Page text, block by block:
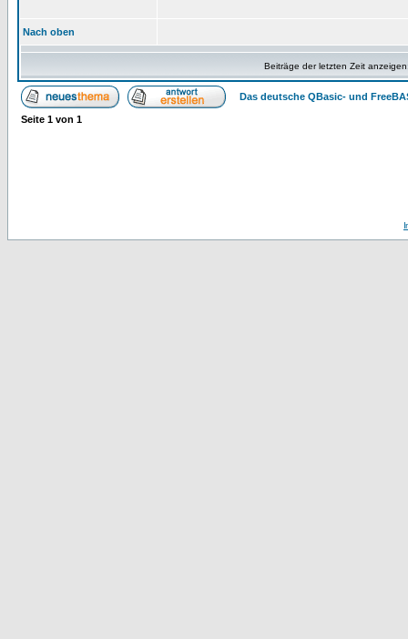
Nach oben
Beiträge der letzten Zeit
Das deutsche QBasic- und
Seite 1 von 1